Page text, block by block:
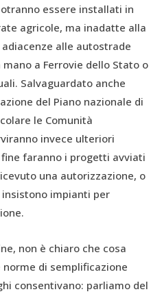
essere installati in
agricole, ma inadatte alla
alle autostrade
a Ferrovie dello Stato o
Salvaguardato anche
del Piano nazionale di
le Comunità
invece ulteriori
faranno i progetti avviati
una autorizzazione, o
impianti per
non è chiaro che cosa
di semplificazione
consentivano: parliamo del